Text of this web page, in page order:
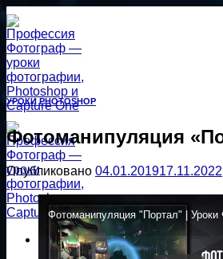
Перейти
к
содержанию
УРОКИ PHOTOSHOP
Фотоманипуляция
Опубликовано 04.01.201917.11.2022